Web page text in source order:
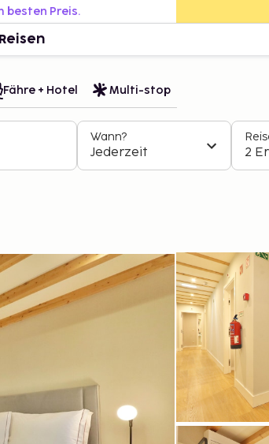
besten Preis.
Fähre + Hotel Multi-stop
Wann?
Jederzeit 2